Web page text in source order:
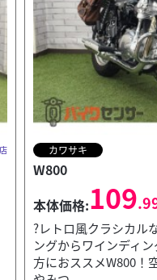
ヤマハ
MT-03
本体価格:63.99
?ヤマハのMT-03！こ
で幅広くお乗りいた
クがしっかりしてい